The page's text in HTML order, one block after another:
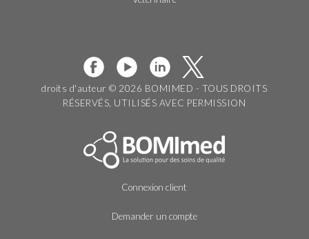
droits d'auteur © 2026 BOMIMED - TOUS DROITS
RÉSERVÉS, UTILISÉS AVEC PERMISSION
Connexion client
Demander un compte